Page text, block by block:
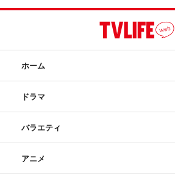
ホーム
ドラマ
バラエティ
アニメ